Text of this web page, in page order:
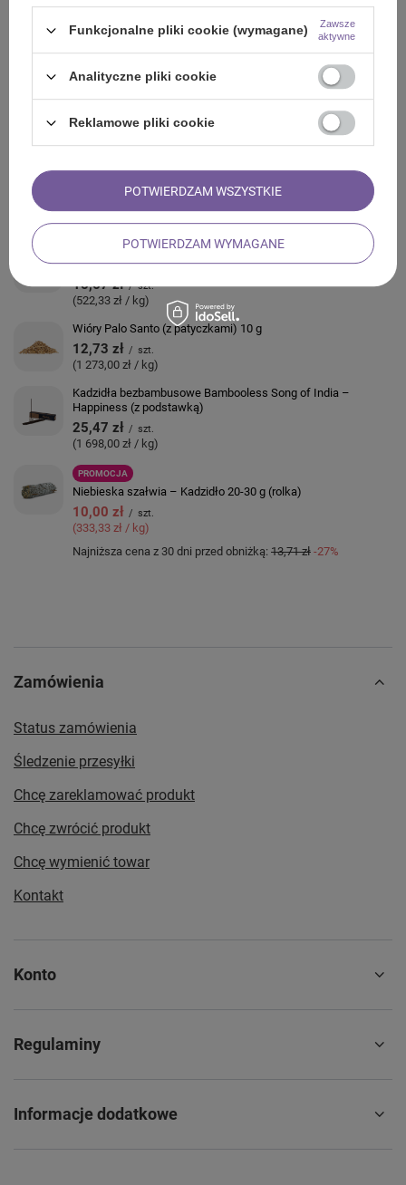
ZADAJ PYTANIE
ZOBACZ RÓWNIEŻ
Biała szałwia Siedem Czakr – Kadzidło 20-30 g (rolka)
(1 077,67 zł / kg)
Biała szałwia z wiosenną sinuatą i eukaliptusem – Kadzidło
20-30 g (rolka)
15,67 zł / szt.
(522,33 zł / kg)
Wióry Palo Santo (z patyczkami) 10 g
12,73 zł / szt.
(1 273,00 zł / kg)
Kadzidła bezbambusowe Bambooless Song of India –
Happiness (z podstawką)
25,47 zł / szt.
(1 698,00 zł / kg)
PROMOCJA
Niebieska szałwia – Kadzidło 20-30 g (rolka)
10,00 zł / szt.
(333,33 zł / kg)
Najniższa cena z 30 dni przed obniżką: 13,71 zł -27%
Zamówienia
Status zamówienia
Śledzenie przesyłki
Chcę zareklamować produkt
Chcę zwrócić produkt
Chcę wymienić towar
Kontakt
Konto
Regulaminy
Informacje dodatkowe
Funkcjonalne pliki cookie (wymagane)
Zawsze
aktywne
Analityczne pliki cookie
Reklamowe pliki cookie
POTWIERDZAM WYMAGANE
POTWIERDZAM WSZYSTKIE